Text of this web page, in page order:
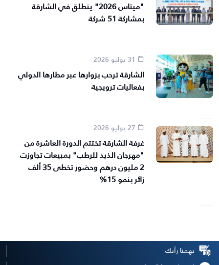
"ميتاس 2026" ينطلق في الشارقة
بمشاركة 51 شركة
الشارقة ترحب بزوارها عبر مطارها الدولي
بفعاليات ترويجية
غرفة الشارقة تختتم الدورة العاشرة من
"مهرجان الذيد للرطب" بمبيعات تجاوزت
2 مليون درهم وحضور تخطى 35 ألف
زائر بنمو 15%
يهمنا رأيك